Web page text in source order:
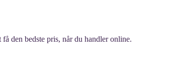
den bedste pris, når du handler online.